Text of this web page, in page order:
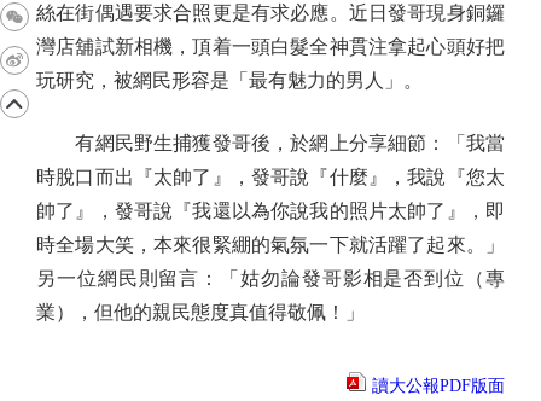
絲在街偶遇要求合照更是有求必應。近日發哥現身銅鑼
灣店舖試新相機，頂着一頭白髮全神貫注拿起心頭好把
玩研究，被網民形容是「最有魅力的男人」。
有網民野生捕獲發哥後，於網上分享細節：「我當
時脫口而出『太帥了』，發哥說『什麼』，我說『您太
帥了』，發哥說『我還以為你說我的照片太帥了』，即
時全場大笑，本來很緊綳的氣氛一下就活躍了起來。」
另一位網民則留言：「姑勿論發哥影相是否到位（專
業），但他的親民態度真值得敬佩！」
讀大公報PDF版面